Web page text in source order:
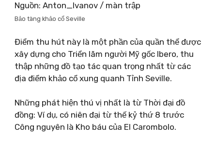
Nguồn: Anton_Ivanov / màn trập
Bảo tàng khảo cổ Seville
Điểm thu hút này là một phần của quần thể được
xây dựng cho Triển lãm người Mỹ gốc Ibero, thu
thập những đồ tạo tác quan trọng nhất từ ​​​​các
địa điểm khảo cổ xung quanh Tỉnh Seville.
Những phát hiện thú vị nhất là từ Thời đại đồ
đồng: Ví dụ, có niên đại từ thế kỷ thứ 8 trước
Công nguyên là Kho báu của El Carombolo.